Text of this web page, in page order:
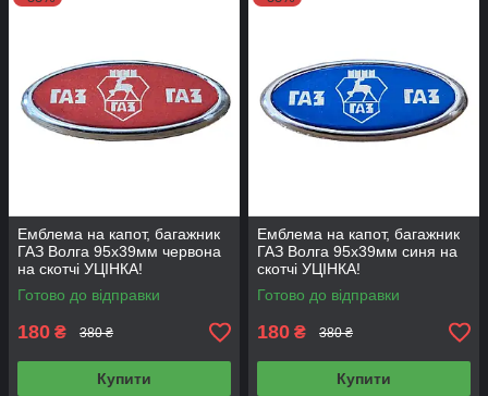
Емблема на капот, багажник
ГАЗ Волга 95х39мм червона
на скотчі УЦІНКА!
Готово до відправки
180 ₴ 380 ₴
Купити
Емблема на капот, багажник
ГАЗ Волга 95х39мм синя на
скотчі УЦІНКА!
Готово до відправки
180 ₴ 380 ₴
Купити